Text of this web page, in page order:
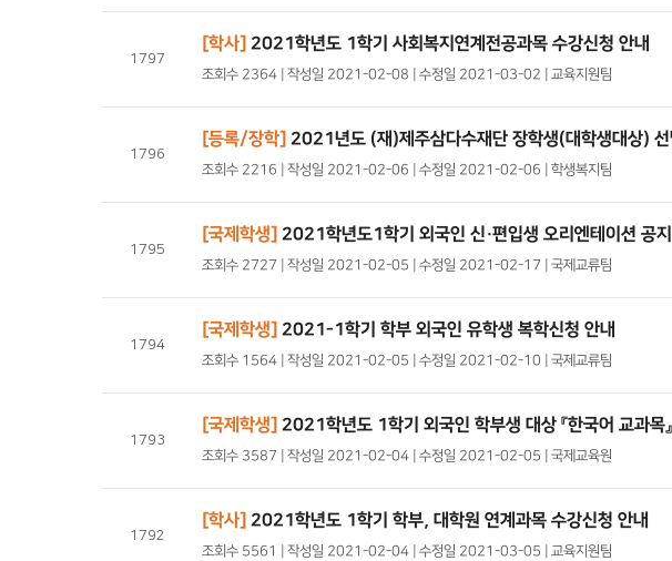
1797
[학사] 2021학년도 1학기 사회복지연계전공과목 수강신청 안내
조회수 2364 | 작성일 2021-02-08 | 수정일 2021-03-02 | 교육지원팀
1796
[등록/장학] 2021년도 (재)제주삼다수재단 장학생(대학생대상) 선
조회수 2216 | 작성일 2021-02-06 | 수정일 2021-02-06 | 학생복지팀
1795
[국제학생] 2021학년도1학기 외국인 신·편입생 오리엔테이션 공지
조회수 2727 | 작성일 2021-02-05 | 수정일 2021-02-17 | 국제교류팀
1794
[국제학생] 2021-1학기 학부 외국인 유학생 복학신청 안내
조회수 1564 | 작성일 2021-02-05 | 수정일 2021-02-10 | 국제교류팀
1793
[국제학생] 2021학년도 1학기 외국인 학부생 대상 『한국어 교과목
조회수 3587 | 작성일 2021-02-04 | 수정일 2021-02-05 | 국제교육원
1792
[학사] 2021학년도 1학기 학부, 대학원 연계과목 수강신청 안내
조회수 5561 | 작성일 2021-02-04 | 수정일 2021-03-05 | 교육지원팀